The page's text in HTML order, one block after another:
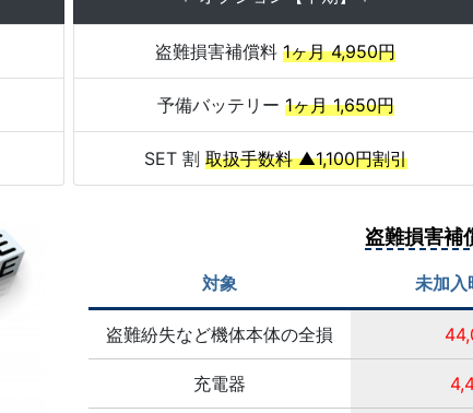
盗難損害補償料 1ヶ月 4,950円
予備バッテリー 1ヶ月 1,650円
SET 割 取扱手数料 ▲1,100円割引
盗難損害補
対象 未加入
盗難紛失など機体本体の全損
充電器